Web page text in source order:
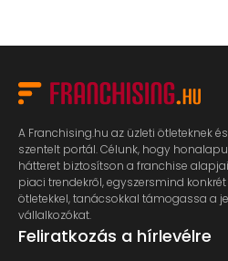
A Franchising.hu az üzleti ötleteknek
szentelt portál. Célunk, hogy
hátteret biztosítson a franchise
piaci trendekről, egyszersmind
ötletekkel, tanácsokkal támogassa a
vállalkozókat.
Feliratkozás a hírlevélre